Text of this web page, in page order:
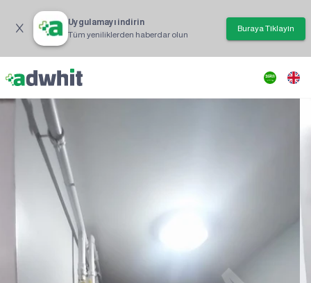
Uygulamayı indirin
Tüm yeniliklerden haberdar olun
Buraya Tıklayın